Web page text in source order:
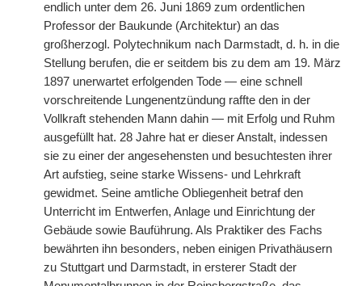
endlich unter dem 26. Juni 1869 zum ordentlichen
Professor der Baukunde (Architektur) an das
großherzogl. Polytechnikum nach Darmstadt, d. h. in die
Stellung berufen, die er seitdem bis zu dem am 19. März
1897 unerwartet erfolgenden Tode — eine schnell
vorschreitende Lungenentzündung raffte den in der
Vollkraft stehenden Mann dahin — mit Erfolg und Ruhm
ausgefüllt hat. 28 Jahre hat er dieser Anstalt, indessen
sie zu einer der angesehensten und besuchtesten ihrer
Art aufstieg, seine starke Wissens- und Lehrkraft
gewidmet. Seine amtliche Obliegenheit betraf den
Unterricht im Entwerfen, Anlage und Einrichtung der
Gebäude sowie Bauführung. Als Praktiker des Fachs
bewährten ihn besonders, neben einigen Privathäusern
zu Stuttgart und Darmstadt, in ersterer Stadt der